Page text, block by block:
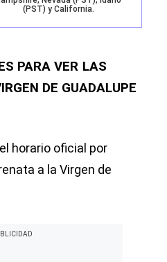
(PST) y California.
PARA VER LAS
DE GUADALUPE
horario oficial por
a la Virgen de